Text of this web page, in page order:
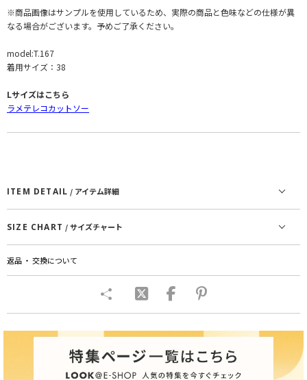
※商品画像はサンプルを使用しているため、実際の商品と色味などの仕様が異
なる場合がございます。予めご了承ください。
model:T.167
着用サイズ：38
Lサイズはこちら
ラメテレコカットソー
ITEM DETAIL / アイテム詳細
SIZE CHART / サイズチャート
返品 ・ 交換について